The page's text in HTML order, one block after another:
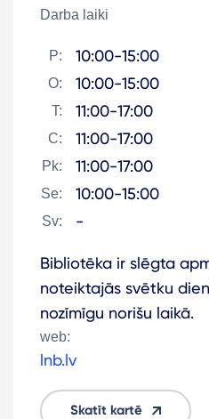
Darba laiki
P: 10:00-15:00
O: 10:00-15:00
T: 11:00-17:00
C: 11:00-17:00
Pk: 11:00-17:00
Se: 10:00-15:00
Sv: -
Bibliotēka ir slēgta
noteiktajās svētku
nozīmīgu norišu laikā.
web:
lnb.lv
Skatīt kartē